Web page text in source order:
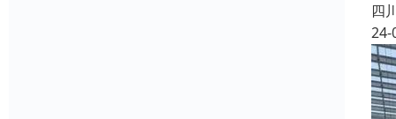
四
24-